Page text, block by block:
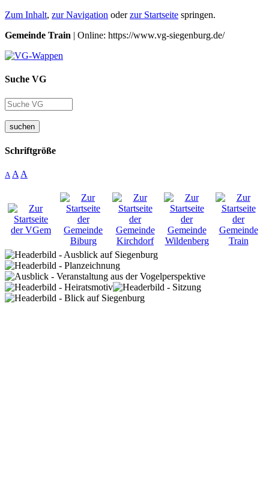
Zum Inhalt, zur Navigation oderzur Startseite springen.
Gemeinde Train | Online: https://www.vg-siegenburg.de/
Suche VG
suchen
Schriftgröße
A A A